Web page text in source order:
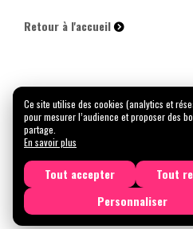
Retour à l'accueil
Mentions légales
Tous droits réservés © 2026 |
N° SIRET : 489 153 718 00031 - APE :
Licence de spectacle 2ème catégorie
catégorie N°3-
Ce site utilise des cookies (analytics et
pour mesurer l’audience et proposer des
partage.
En savoir plus
Tout accepter
Tout
Personnaliser